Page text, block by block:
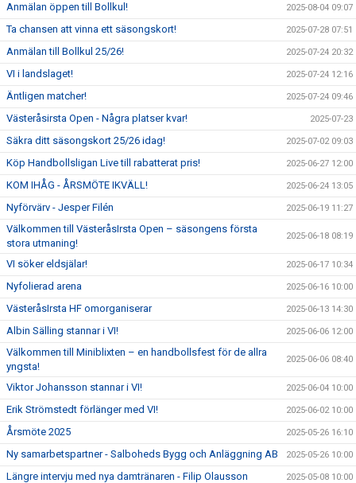
Anmälan öppen till Bollkul! 2025-08-04 09:07
Ta chansen att vinna ett säsongskort! 2025-07-28 07:51
Anmälan till Bollkul 25/26! 2025-07-24 20:32
VI i landslaget! 2025-07-24 12:16
Äntligen matcher! 2025-07-24 09:46
Västeråsirsta Open - Några platser kvar! 2025-07-23
Säkra ditt säsongskort 25/26 idag! 2025-07-02 09:03
Köp Handbollsligan Live till rabatterat pris! 2025-06-27 12:00
KOM IHÅG - ÅRSMÖTE IKVÄLL! 2025-06-24 13:05
Nyförvärv - Jesper Filén 2025-06-19 11:27
Välkommen till VästeråsIrsta Open – säsongens första
stora utmaning!
2025-06-18 08:19
VI söker eldsjälar! 2025-06-17 10:34
Nyfolierad arena 2025-06-16 10:00
VästeråsIrsta HF omorganiserar 2025-06-13 14:30
Albin Sälling stannar i VI! 2025-06-06 12:00
Välkommen till Miniblixten – en handbollsfest för de allra
yngsta!
2025-06-06 08:40
Viktor Johansson stannar i VI! 2025-06-04 10:00
Erik Strömstedt förlänger med VI! 2025-06-02 10:00
Årsmöte 2025 2025-05-26 16:10
Ny samarbetspartner - Salboheds Bygg och Anläggning AB 2025-05-26 10:00
Längre intervju med nya damtränaren - Filip Olausson 2025-05-08 10:00